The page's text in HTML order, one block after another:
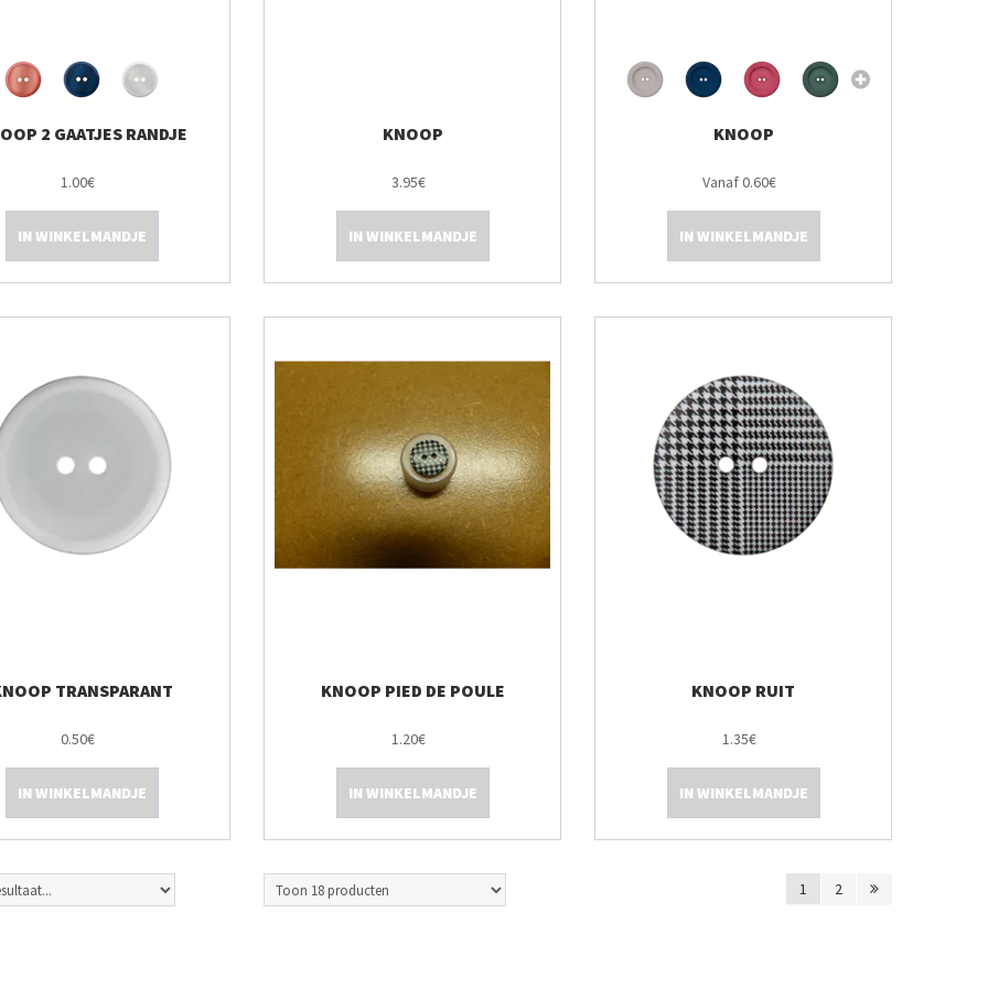
2 GAATJES RANDJE
1.00€
IN WINKELMANDJE
KNOOP
3.95€
IN WINKELMANDJE
KNOOP
Vanaf 0.60€
IN WINKELMANDJE
TRANSPARANT
0.50€
IN WINKELMANDJE
KNOOP PIED DE POULE
1.20€
IN WINKELMANDJE
KNOOP RUIT
1.35€
IN WINKELMANDJE
1 2